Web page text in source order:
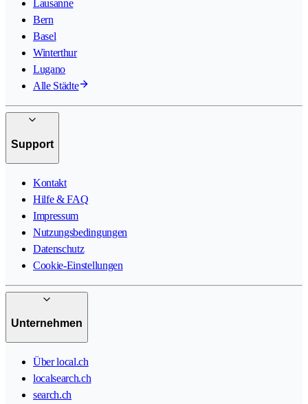
Lausanne
Bern
Basel
Winterthur
Lugano
Alle Städte
Support
Kontakt
Hilfe & FAQ
Impressum
Nutzungsbedingungen
Datenschutz
Cookie-Einstellungen
Unternehmen
Über local.ch
localsearch.ch
search.ch